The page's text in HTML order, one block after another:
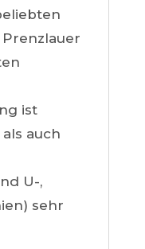
ist
auch
U-,
sehr